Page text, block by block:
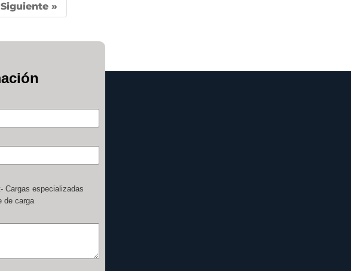
Siguiente »